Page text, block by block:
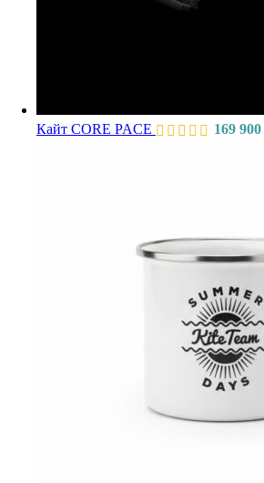
Кайт CORE PACE 169 900